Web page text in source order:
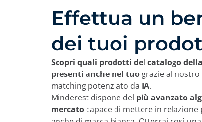
Effettua un
dei tuoi
Scopri quali prodotti del catalogo
presenti anche nel tuograzie al
matching potenziato da IA.
Minderest dispone del più avanzato
mercato capace di mettere in